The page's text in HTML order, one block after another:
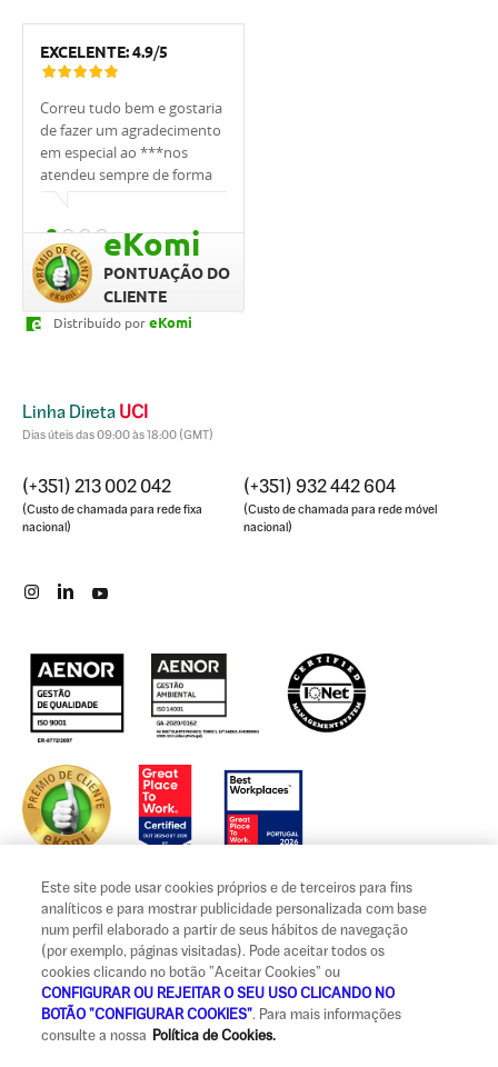
EXCELENTE:4.9/5
Correu tudo bem e gostaria
de fazer um agradecimento
em especial ao ***nos
atendeu sempre de forma
graças a ele conseguimos o
empréstimo tão
rapidamente e compramos
eKomi
PONTUAÇÃO DO
CLIENTE
Distribuído por eKomi
Linha Direta UCI
Dias úteis das 09:00 às 18:00 (GMT)
(+351) 213 002 042
(Custo de chamada para rede fixa
nacional)
(+351) 932 442 604
(Custo de chamada para rede móvel
nacional)
Aviso legal e termos de utilização
Privacidade, cookies e tratamento de dados
Informação legal e reclamações
Este site pode usar cookies próprios e de terceiros para fins
analíticos e para mostrar publicidade personalizada com base
num perfil elaborado a partir de seus hábitos de navegação
(por exemplo, páginas visitadas). Pode aceitar todos os
cookies clicando no botão "Aceitar Cookies" ou
CONFIGURAR OU REJEITAR O SEU USO CLICANDO NO
BOTÃO "CONFIGURAR COOKIES". Para mais informações
consulte a nossa
Política de Cookies.